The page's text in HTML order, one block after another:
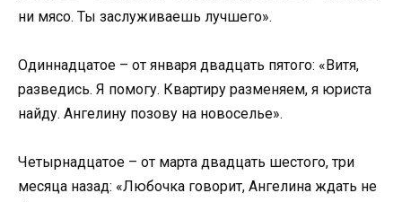
ни мясо. Ты заслуживаешь лучшего».
Одиннадцатое – от января двадцать пятого: «Витя,
разведись. Я помогу. Квартиру разменяем, я юриста
найду. Ангелину позову на новоселье».
Четырнадцатое – от марта двадцать шестого, три
месяца назад: «Любочка говорит, Ангелина ждать не